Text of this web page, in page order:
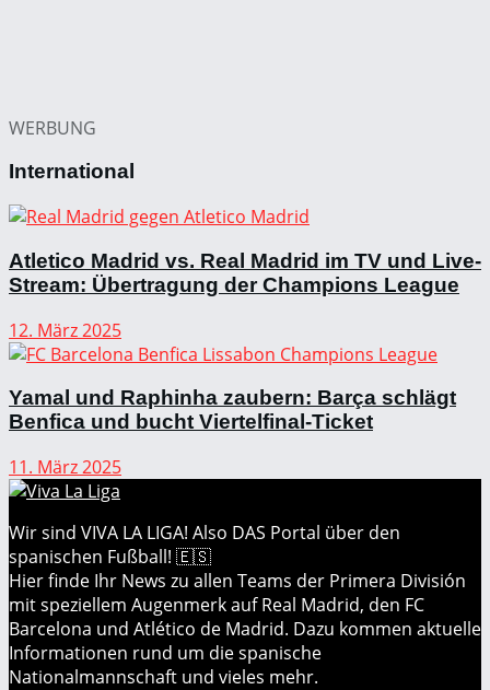
WERBUNG
International
Atletico Madrid vs. Real Madrid im TV und Live-
Stream: Übertragung der Champions League
12. März 2025
Yamal und Raphinha zaubern: Barça schlägt
Benfica und bucht Viertelfinal-Ticket
11. März 2025
Wir sind VIVA LA LIGA! Also DAS Portal über den
spanischen Fußball! 🇪🇸
Hier finde Ihr News zu allen Teams der Primera División
mit speziellem Augenmerk auf Real Madrid, den FC
Barcelona und Atlético de Madrid. Dazu kommen aktuelle
Informationen rund um die spanische
Nationalmannschaft und vieles mehr.